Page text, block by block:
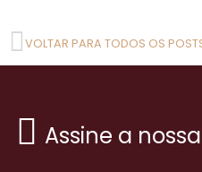
VOLTAR PARA TODOS OS
Assine a